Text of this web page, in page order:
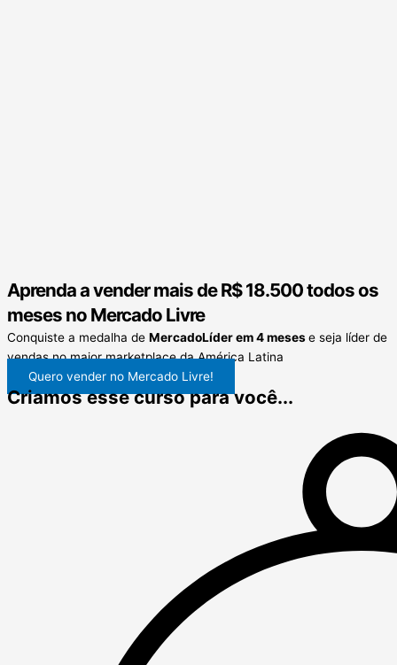
Aprenda a vender mais deR$ 18.500todos os
meses no Mercado Livre
Conquiste a medalha de MercadoLíder em 4 mesese seja líder de
vendas no maior marketplace da América Latina
Quero vender no Mercado Livre!
Criamos esse curso para você...